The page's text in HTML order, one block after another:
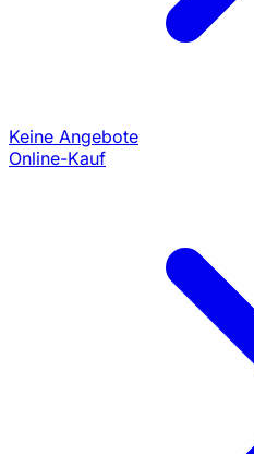
Keine Angebote
Online-Kauf